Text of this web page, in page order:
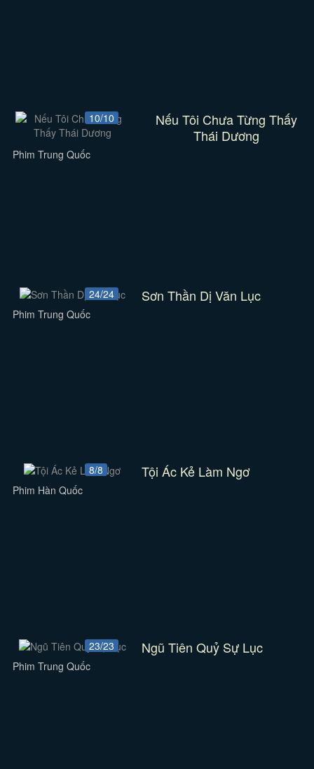
10/10
Nếu Tôi Chưa Từng Thấy
Thái Dương
Phim Trung Quốc
24/24 Sơn Thần Dị Văn Lục
Phim Trung Quốc
8/8 Tội Ác Kẻ Làm Ngơ
Phim Hàn Quốc
23/23 Ngũ Tiên Quỷ Sự Lục
Phim Trung Quốc